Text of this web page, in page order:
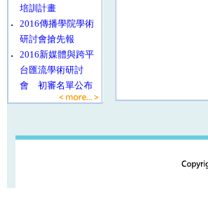
培訓計畫
‧
2016傳播學院學術
研討會搶先報
‧
2016新媒體與跨平
台匯流學術研討
會 初審名單公布